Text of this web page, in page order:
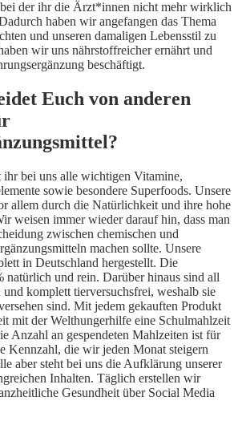
der ihr die Ärzt*innen nicht mehr wirklich
haben wir angefangen das Thema
und unseren damaligen Lebensstil zu
wir uns nährstoffreicher ernährt und
beschäftigt.
Euch von anderen
ihr bei uns alle wichtigen Vitamine,
sowie besondere Superfoods. Unsere
allem durch die Natürlichkeit und ihre hohe
weisen immer wieder darauf hin, dass man
zwischen chemischen und
machen sollte. Unsere
in Deutschland hergestellt. Die
natürlich und rein. Darüber hinaus sind all
und komplett tierversuchsfrei, weshalb sie
sind. Mit jedem gekauften Produkt
mit der Welthungerhilfe eine Schulmahlzeit
Anzahl an gespendeten Mahlzeiten ist für
Kennzahl, die wir jeden Monat steigern
aber steht bei uns die Aufklärung unserer
Inhalten. Täglich erstellen wir
Gesundheit über Social Media